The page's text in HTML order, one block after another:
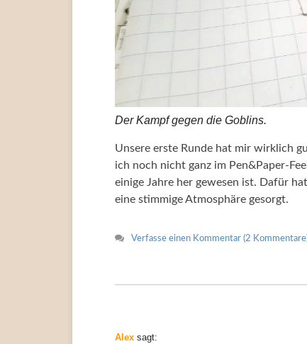
Der Kampf gegen die Goblins.
Unsere erste Runde hat mir wirklich
ich noch nicht ganz im Pen&Paper-
einige Jahre her gewesen ist. Dafür
eine stimmige Atmosphäre gesorgt.
Verfasse einen Kommentar (2
Alex sagt: